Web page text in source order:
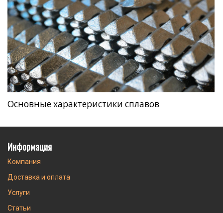
Основные характеристики сплавов
Информация
Компания
Доставка и оплата
Услуги
Статьи